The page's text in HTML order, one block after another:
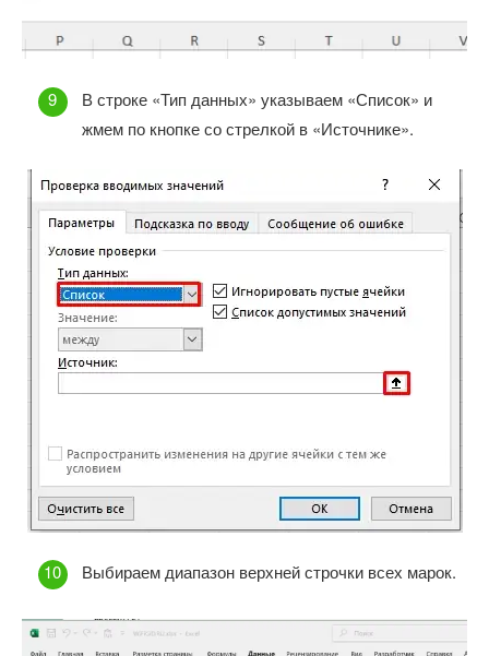
В строке «Тип данных» указываем «Список» и
жмем по кнопке со стрелкой в «Источнике».
Выбираем диапазон верхней строчки всех марок.